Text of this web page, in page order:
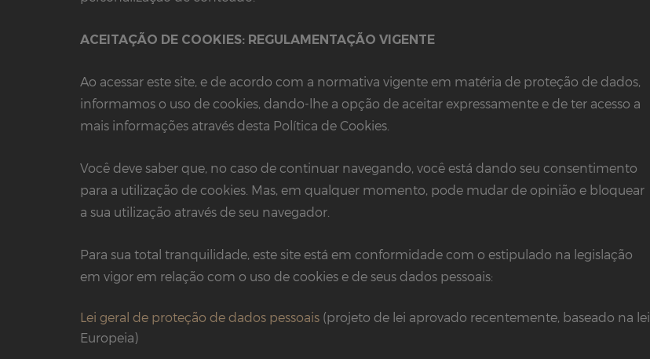
ACEITAÇÃO DE COOKIES: REGULAMENTAÇÃO VIGENTE
Ao acessar este site, e de acordo com a normativa vigente em matéria de proteção de dados,
informamos o uso de cookies, dando-lhe a opção de aceitar expressamente e de ter acesso a
mais informações através desta Política de Cookies.
Você deve saber que, no caso de continuar navegando, você está dando seu consentimento
para a utilização de cookies. Mas, em qualquer momento, pode mudar de opinião e bloquear
a sua utilização através de seu navegador.
Para sua total tranquilidade, este site está em conformidade com o estipulado na legislação
em vigor em relação com o uso de cookies e de seus dados pessoais:
Lei geral de proteção de dados pessoais (projeto de lei aprovado recentemente, baseado na lei
Europeia)